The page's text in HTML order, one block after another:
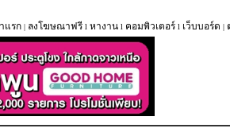
แรก | ลงโฆษณาฟรี l หางาน l คอมพิวเตอร์ l เว็บบอร์ด |